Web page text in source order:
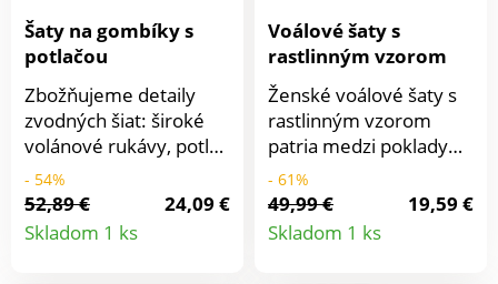
prať v práčke.
prať v práčke.
Šaty na gombíky s
potlačou
Zbožňujeme detaily
zvodných šiat: široké
volánové rukávy, potlač
kvetín a gombíkovú
légu. Žabkované
zakončenie a
nariasenie na
- 54%
52,89 €
24,09 €
Skladom 1 ks
Detail
Voálové šaty s
rastlinným vzorom
Ženské voálové šaty s
rastlinným vzorom
patria medzi poklady
dámskeho šatníka.
Výstrih do "V".
Originálne sklady okolo
výstrihu, vpredu a
- 61%
49,99 €
19,59 €
Skladom 1 ks
Detail